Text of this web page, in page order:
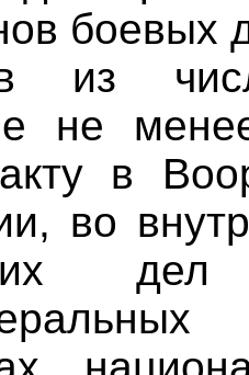
боевых
из
не
в
во